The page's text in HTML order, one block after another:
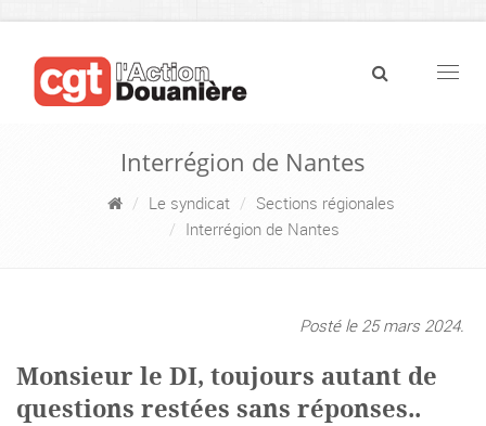
Interrégion de Nantes
Le syndicat
Sections régionales
Interrégion de Nantes
Posté le 25 mars 2024.
Monsieur le DI, toujours autant de
questions restées sans réponses..